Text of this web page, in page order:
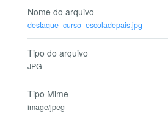
Nome do arquivo
destaque_curso_escoladepais.jpg
Tipo do arquivo
JPG
Tipo Mime
image/jpeg